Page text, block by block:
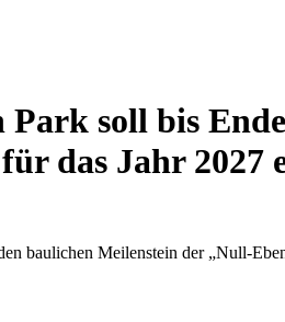
soll bis
das Jahr 2027
baulichen Meilenstein der „Null-